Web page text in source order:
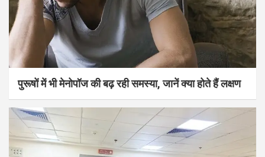
पुरूषों में भी मेनोपॉज की बढ़ रही समस्या, जानें क्या होते हैं लक्षण